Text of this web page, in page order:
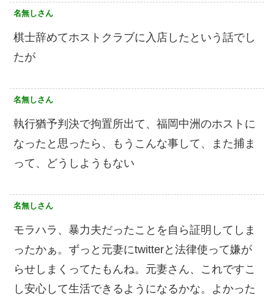
名無しさん
棋士辞めてホストクラブに入店したという話でし
たが
名無しさん
執行猶予判決で拘置所出て、福岡中洲のホストに
なったと思ったら、もうこんな事して、また捕ま
って、どうしようもない
名無しさん
モラハラ、暴力夫だったことを自ら証明してしま
ったかぁ。ずっと元妻にtwitterと法律使って嫌が
らせしまくってたもんね。元妻さん、これですこ
し安心して生活できるようになるかな。よかった